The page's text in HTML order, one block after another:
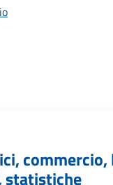
statistiche